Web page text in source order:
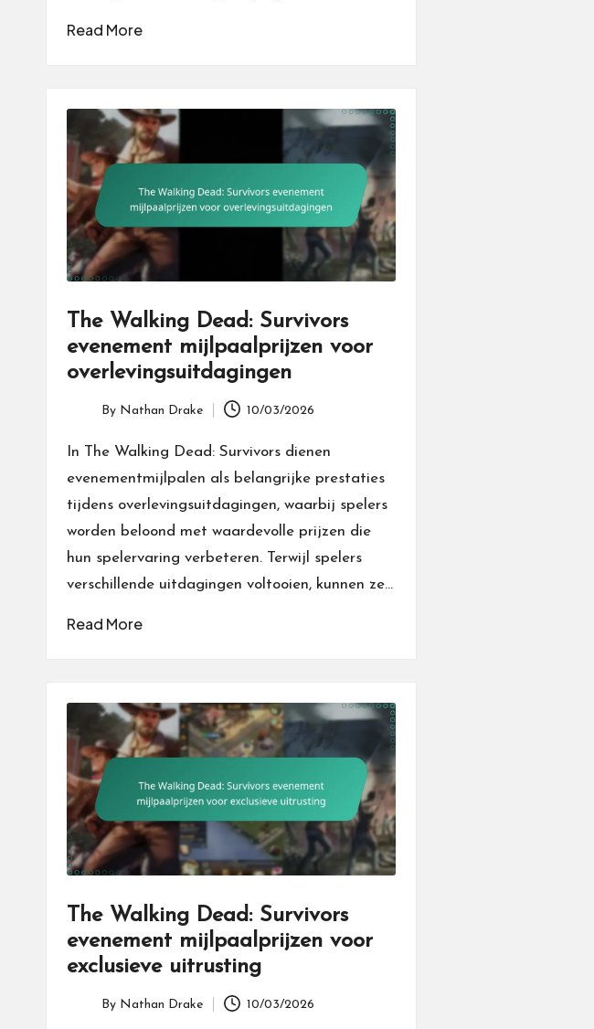
Read More
The Walking Dead: Survivors
evenement mijlpaalprijzen voor
overlevingsuitdagingen
by
By Nathan Drake 10/03/2026
In The Walking Dead: Survivors dienen
evenementmijlpalen als belangrijke prestaties
tijdens overlevingsuitdagingen, waarbij spelers
worden beloond met waardevolle prijzen die
hun spelervaring verbeteren. Terwijl spelers
verschillende uitdagingen voltooien, kunnen ze…
Read More
The Walking Dead: Survivors
evenement mijlpaalprijzen voor
exclusieve uitrusting
By Nathan Drake 10/03/2026